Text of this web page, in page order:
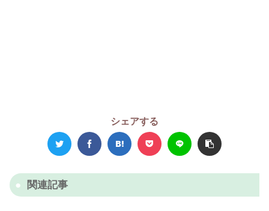
シェアする
関連記事